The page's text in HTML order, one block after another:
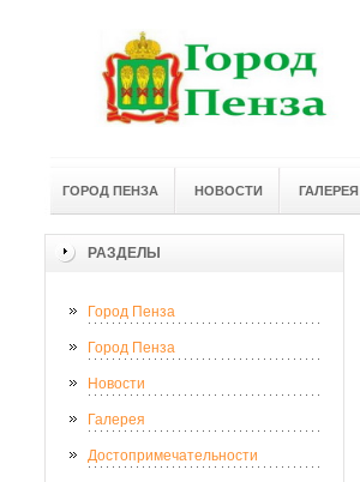
ГОРОД ПЕНЗА НОВОСТИ ГАЛЕРЕЯ
РАЗДЕЛЫ
Город Пенза
Город Пенза
Новости
Галерея
Достопримечательности